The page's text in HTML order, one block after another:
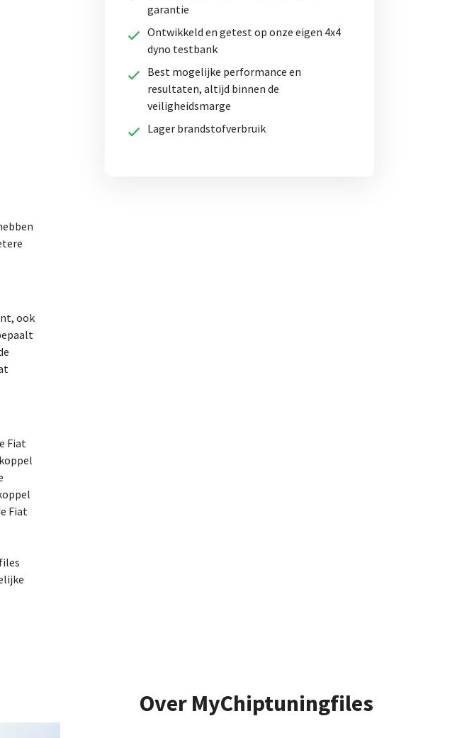
garantie
Ontwikkeld en getest op onze eigen 4x4
dyno testbank
Best mogelijke performance en
resultaten, altijd binnen de
veiligheidsmarge
Lager brandstofverbruik
ook
Fiat
Fiat
files
Over MyChiptuningfiles